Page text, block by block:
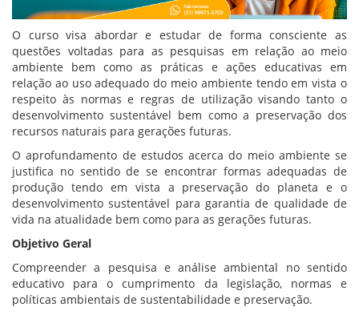
O curso visa abordar e estudar de forma consciente as
questões voltadas para as pesquisas em relação ao meio
ambiente bem como as práticas e ações educativas em
relação ao uso adequado do meio ambiente tendo em vista o
respeito às normas e regras de utilização visando tanto o
desenvolvimento sustentável bem como a preservação dos
recursos naturais para gerações futuras.
O aprofundamento de estudos acerca do meio ambiente se
justifica no sentido de se encontrar formas adequadas de
produção tendo em vista a preservação do planeta e o
desenvolvimento sustentável para garantia de qualidade de
vida na atualidade bem como para as gerações futuras.
Objetivo Geral
Compreender a pesquisa e análise ambiental no sentido
educativo para o cumprimento da legislação, normas e
políticas ambientais de sustentabilidade e preservação.